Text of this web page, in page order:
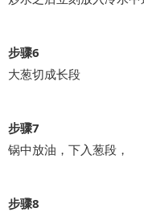
步骤6
大葱切成长段
步骤7
锅中放油，下入葱段，
步骤8